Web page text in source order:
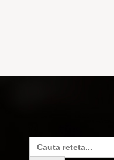
Search
for: